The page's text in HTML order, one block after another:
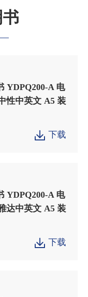
YDPQ200-A 电
性中英文 A5 装
 下载
YDPQ200-A 电
达中英文 A5 装
 下载